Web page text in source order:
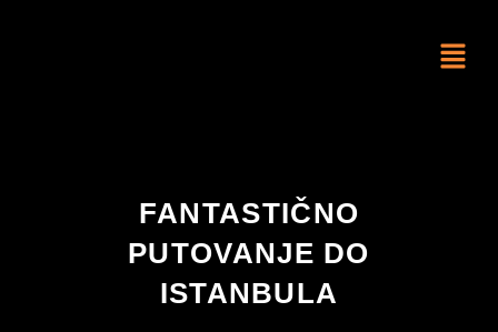
FANTASTIČNO
PUTOVANJE DO
ISTANBULA